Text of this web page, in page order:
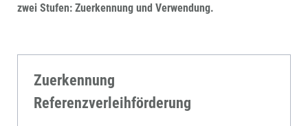
zwei Stufen: Zuerkennung und Verwendung.
Zuerkennung
Referenzverleihförderung